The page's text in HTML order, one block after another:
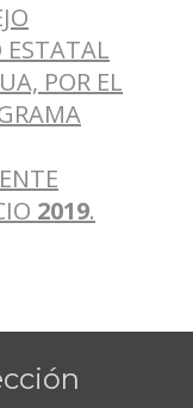
POR EL
2019.